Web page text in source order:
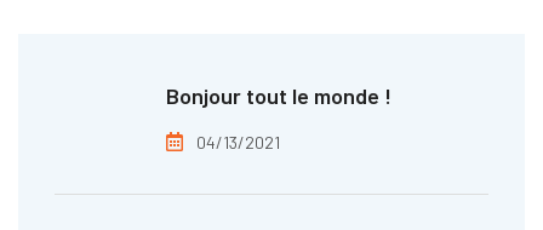
Bonjour tout le monde !
04/13/2021